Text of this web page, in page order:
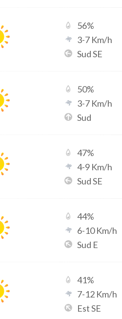
56%
3-7 Km/h
Sud SE
50%
3-7 Km/h
Sud
47%
4-9 Km/h
Sud SE
44%
6-10Km/h
Sud E
41%
7-12 Km/h
Est SE